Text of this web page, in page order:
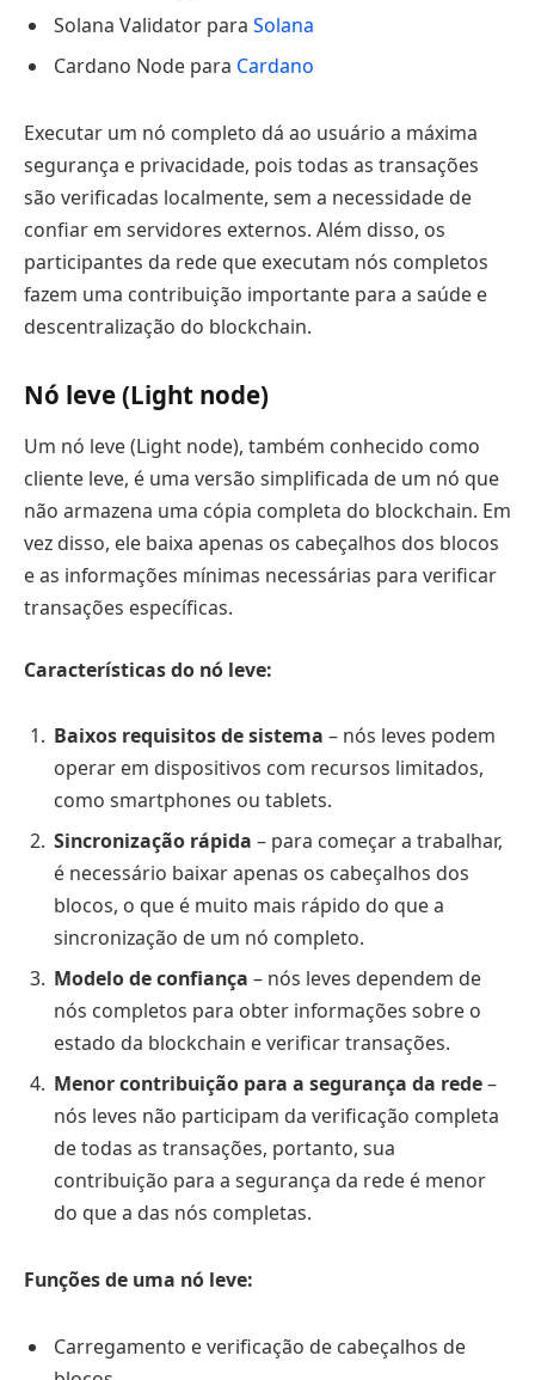
Solana Validator para Solana
Cardano Node para Cardano
Executar um nó completo dá ao usuário a máxima
segurança e privacidade, pois todas as transações
são verificadas localmente, sem a necessidade de
confiar em servidores externos. Além disso, os
participantes da rede que executam nós completos
fazem uma contribuição importante para a saúde e
descentralização do blockchain.
Nó leve (Light node)
Um nó leve (Light node), também conhecido como
cliente leve, é uma versão simplificada de um nó que
não armazena uma cópia completa do blockchain. Em
vez disso, ele baixa apenas os cabeçalhos dos blocos
e as informações mínimas necessárias para verificar
transações específicas.
Características do nó leve:
Baixos requisitos de sistema – nós leves podem
operar em dispositivos com recursos limitados,
como smartphones ou tablets.
Sincronização rápida – para começar a trabalhar,
é necessário baixar apenas os cabeçalhos dos
blocos, o que é muito mais rápido do que a
sincronização de um nó completo.
Modelo de confiança – nós leves dependem de
nós completos para obter informações sobre o
estado da blockchain e verificar transações.
Menor contribuição para a segurança da rede–
nós leves não participam da verificação completa
de todas as transações, portanto, sua
contribuição para a segurança da rede é menor
do que a das nós completas.
Funções de uma nó leve:
Carregamento e verificação de cabeçalhos de